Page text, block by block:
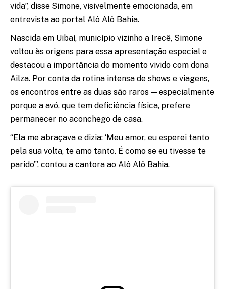
vida”, disse Simone, visivelmente emocionada, em
entrevista ao portal Alô Alô Bahia.
Nascida em Uibaí, município vizinho a Irecê, Simone
voltou às origens para essa apresentação especial e
destacou a importância do momento vivido com dona
Ailza. Por conta da rotina intensa de shows e viagens,
os encontros entre as duas são raros — especialmente
porque a avó, que tem deficiência física, prefere
permanecer no aconchego de casa.
“Ela me abraçava e dizia: ‘Meu amor, eu esperei tanto
pela sua volta, te amo tanto. É como se eu tivesse te
parido’”, contou a cantora ao Alô Alô Bahia.